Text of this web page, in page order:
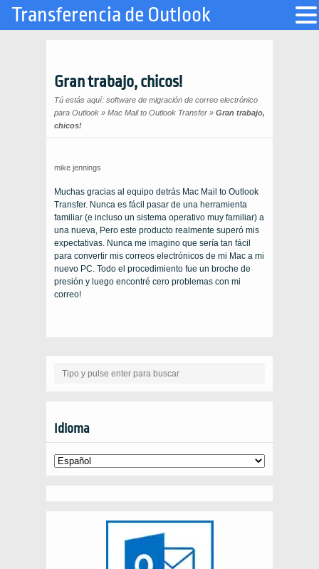
Gran trabajo, chicos!
Tú estás aquí: software de migración de correo electrónico
para Outlook » Mac Mail to Outlook Transfer » Gran trabajo,
chicos!
mike jennings
Muchas gracias al equipo detrás Mac Mail to Outlook
Transfer. Nunca es fácil pasar de una herramienta
familiar (e incluso un sistema operativo muy familiar) a
una nueva, Pero este producto realmente superó mis
expectativas. Nunca me imagino que sería tan fácil
para convertir mis correos electrónicos de mi Mac a mi
nuevo PC. Todo el procedimiento fue un broche de
presión y luego encontré cero problemas con mi
correo!
Idioma
Transferencia de Outlook